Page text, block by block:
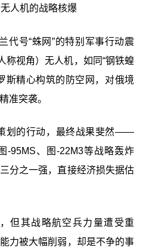
人机的战略核爆
代号“蛛网”的特别军事行动震
称视角）无人机，如同“钢铁蝗
斯精心构筑的防空网，对俄境
准突袭。
划的行动，最终战果斐然——
-95MS、图-22M3等战略轰炸
分之一强，直接经济损失据估
但其战略航空兵力量遭受重
力被大幅削弱，却是不争的事